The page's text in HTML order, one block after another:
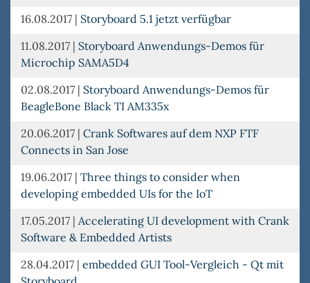
16.08.2017 | Storyboard 5.1 jetzt verfügbar
11.08.2017 | Storyboard Anwendungs-Demos für
Microchip SAMA5D4
02.08.2017 | Storyboard Anwendungs-Demos für
BeagleBone Black TI AM335x
20.06.2017 | Crank Softwares auf dem NXP FTF
Connects in San Jose
19.06.2017 | Three things to consider when
developing embedded UIs for the IoT
17.05.2017 | Accelerating UI development with Crank
Software & Embedded Artists
28.04.2017 | embedded GUI Tool-Vergleich - Qt mit